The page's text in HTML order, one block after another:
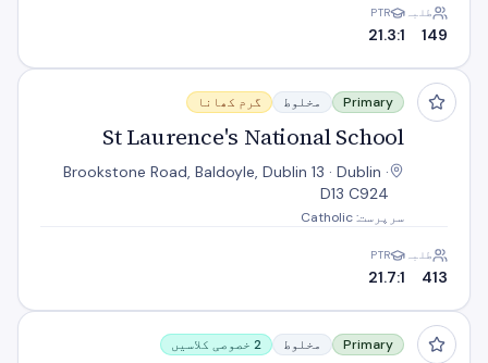
طلبہ
149
PTR
21.3:1
St Laurence's National School
Primary مخلوط گرم کھانا
St Laurence's National School
Brookstone Road, Baldoyle, Dublin 13 · Dublin ·
D13 C924
سرپرست: Catholic
طلبہ
413
PTR
21.7:1
St Pauls Junior National School
Primary مخلوط 2 خصوصی کلاسیں